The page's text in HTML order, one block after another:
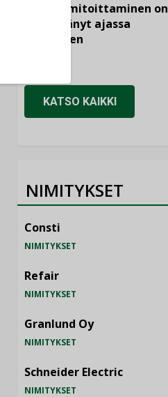
viemärimitoittaminen on
jämähtänyt ajassa
paikalleen
KATSO KAIKKI
NIMITYKSET
Consti
NIMITYKSET
Refair
NIMITYKSET
Granlund Oy
NIMITYKSET
Schneider Electric
NIMITYKSET